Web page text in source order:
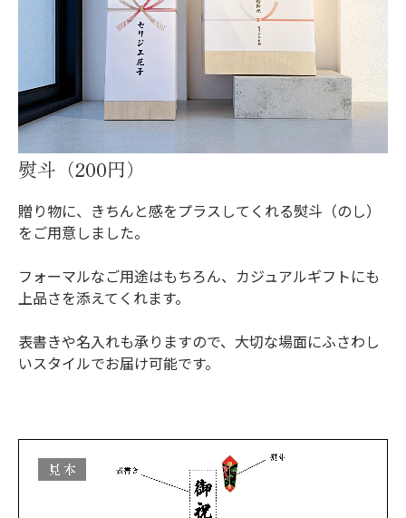
熨斗（200円）
贈り物に、きちんと感をプラスしてくれる熨斗（のし）
をご用意しました。
フォーマルなご用途はもちろん、カジュアルギフトにも
上品さを添えてくれます。
表書きや名入れも承りますので、大切な場面にふさわし
いスタイルでお届け可能です。